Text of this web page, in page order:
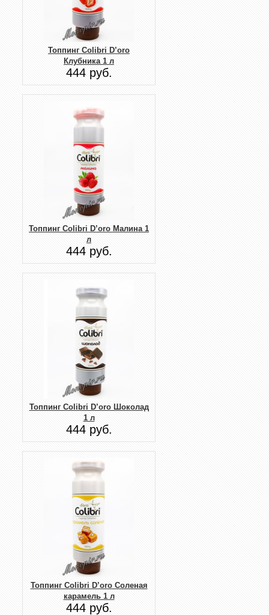
Топпинг Colibri D’oro
Клубника 1 л
444 руб.
Топпинг Colibri D’oro Малина 1
л
444 руб.
Топпинг Colibri D’oro Шоколад
1 л
444 руб.
Топпинг Colibri D’oro Соленая
карамель 1 л
444 руб.